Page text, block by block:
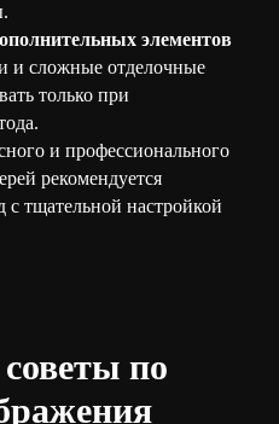
элементов
и сложные отделочные
только при
и профессионального
рекомендуется
с тщательной настройкой
по